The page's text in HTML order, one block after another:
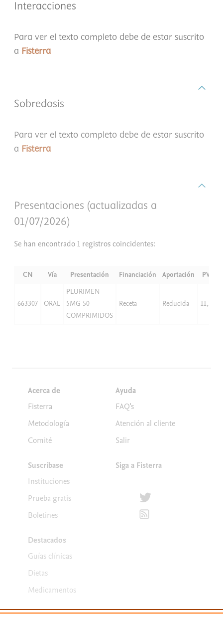
Interacciones
Para ver el texto completo debe de estar suscrito
a Fisterra
Sobredosis
Para ver el texto completo debe de estar suscrito
a Fisterra
Presentaciones (actualizadas a
01/07/2026)
Se han encontrado 1 registros coincidentes:
CN Vía Presentación Financiación Aportación PVP
663307 ORAL
PLURIMEN
5MG 50
COMPRIMIDOS
Receta Reducida 11,13
Acerca de
Fisterra
Metodología
Comité
Suscríbase
Instituciones
Prueba gratis
Boletines
Destacados
Guías clínicas
Dietas
Medicamentos
Ayuda
FAQ's
Atención al cliente
Salir
Siga a Fisterra
Síguenos en Twitter
Suscríbete para recibir